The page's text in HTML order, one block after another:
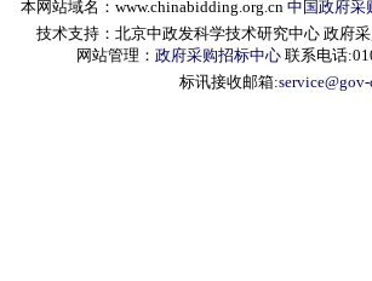
本网站域名：www.chinabidding.org.cn 中国政府采
技术支持：北京中政发科学技术研究中心 政府
网站管理： 政府采购招标中心 联系电话
标讯接收邮箱: